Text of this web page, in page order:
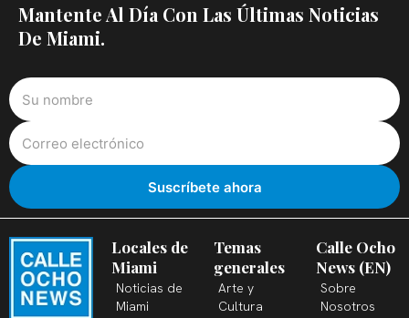
Mantente Al Día Con Las Últimas Noticias
De Miami.
Locales de
Miami
Noticias de
Miami
Temas
generales
Arte y
Cultura
Calle Ocho
News (EN)
Sobre
Nosotros